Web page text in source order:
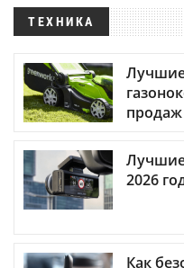
ТЕХНИКА
продаж
Лучшие
2026
Как